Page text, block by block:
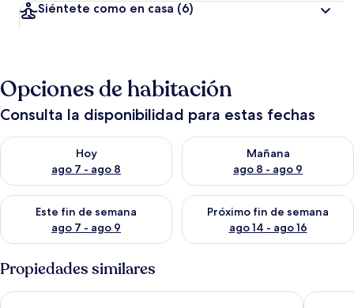
Siéntete como en casa (6)
Opciones de habitación
Consulta la disponibilidad para estas fechas
Hoy
ago 7 - ago 8
Consulta la disponibilidad para hoy ago 7 - ago 8
Mañana
ago 8 - ago 9
Consulta la disponibilidad
Este fin de semana
ago 7 - ago 9
Consulta la disponibilidad para este fin de semana ago 7 -
Próximo fin de semana
ago 14 - ago 16
Consulta la disponibilidad
Propiedades similares
Sun Valley Condo w/ Furnished Patio: Near Skiing! Walk to